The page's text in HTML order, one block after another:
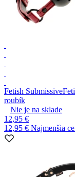
Fetish Submissive
roubík
Nie je na sklade
12,95 €
12,95 € Najmenšia